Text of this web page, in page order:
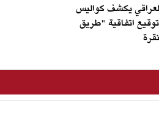
يكشف كواليس
اتفاقية "طريق